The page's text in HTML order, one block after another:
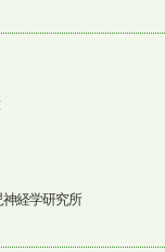
経学研究所